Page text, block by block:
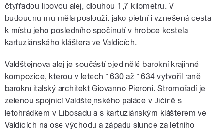
čtyřřadou lipovou alej, dlouhou 1,7 kilometru. V
budoucnu mu měla posloužit jako pietní i vznešená cesta
k místu jeho posledního spočinutí v hrobce kostela
kartuziánského kláštera ve Valdicích.
Valdštejnova alej je součástí ojedinělé barokní krajinné
kompozice, kterou v letech 1630 až 1634 vytvořil raně
barokní italský architekt Giovanno Pieroni. Stromořadí je
zelenou spojnicí Valdštejnského paláce v Jičíně s
letohrádkem v Libosadu a s kartuziánským klášterem ve
Valdicích na ose východu a západu slunce za letního